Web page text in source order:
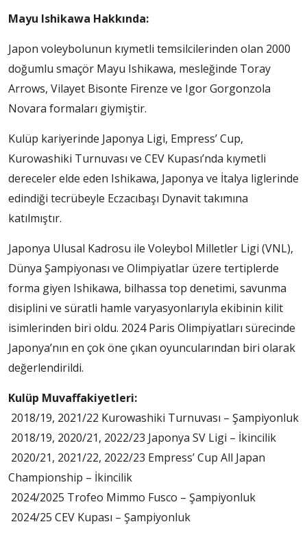
Mayu Ishikawa Hakkında:
Japon voleybolunun kıymetli temsilcilerinden olan 2000
doğumlu smaçör Mayu Ishikawa, mesleğinde Toray
Arrows, Vilayet Bisonte Firenze ve Igor Gorgonzola
Novara formaları giymiştir.
Kulüp kariyerinde Japonya Ligi, Empress’ Cup,
Kurowashiki Turnuvası ve CEV Kupası’nda kıymetli
dereceler elde eden Ishikawa, Japonya ve İtalya liglerinde
edindiği tecrübeyle Eczacıbaşı Dynavit takımına
katılmıştır.
Japonya Ulusal Kadrosu ile Voleybol Milletler Ligi (VNL),
Dünya Şampiyonası ve Olimpiyatlar üzere tertiplerde
forma giyen Ishikawa, bilhassa top denetimi, savunma
disiplini ve süratli hamle varyasyonlarıyla ekibinin kilit
isimlerinden biri oldu. 2024 Paris Olimpiyatları sürecinde
Japonya’nın en çok öne çıkan oyuncularından biri olarak
değerlendirildi.
Kulüp Muvaffakiyetleri:
2018/19, 2021/22 Kurowashiki Turnuvası – Şampiyonluk
2018/19, 2020/21, 2022/23 Japonya SV Ligi – İkincilik
2020/21, 2021/22, 2022/23 Empress’ Cup All Japan
Championship – İkincilik
2024/2025 Trofeo Mimmo Fusco – Şampiyonluk
2024/25 CEV Kupası – Şampiyonluk